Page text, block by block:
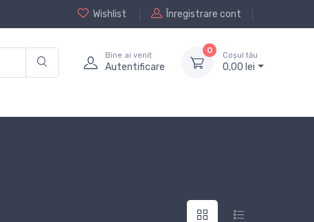
Wishlist Înregistrare cont
Bine ai venit
Autentificare
0
Coșul tău
0,00 lei